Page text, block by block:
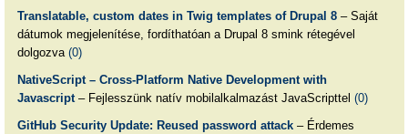
Translatable, custom dates in Twig templates of Drupal 8– Saját
dátumok megjelenítése, fordíthatóan a Drupal 8 smink rétegével
dolgozva (0)
NativeScript – Cross-Platform Native Development with
Javascript– Fejlesszünk natív mobilalkalmazást JavaScripttel (0)
GitHub Security Update: Reused password attack– Érdemes